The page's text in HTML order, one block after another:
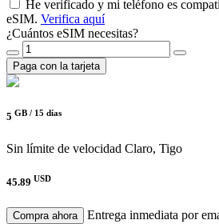
He verificado y mi teléfono es
eSIM. Verifica aquí
¿Cuántos eSIM necesitas?
Paga con la tarjeta
5 GB / 15 días
Sin límite de velocidad Claro, Tigo
45.89 USD
Compra ahora
Entrega inmediata por